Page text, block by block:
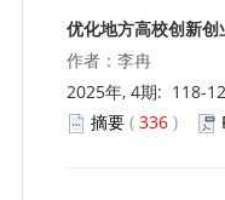
优化地方高校创新
作者：李冉
2025年, 4期: 118-
摘要 ( 336 )